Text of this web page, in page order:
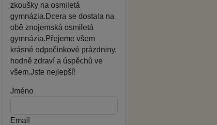
zkoušky na osmiletá
gymnázia.Dcera se dostala na
obě znojemská osmiletá
gymnázia.Přejeme všem
krásné odpočinkové prázdniny,
hodně zdraví a úspěchů ve
všem.Jste nejlepší!
Jméno
Email